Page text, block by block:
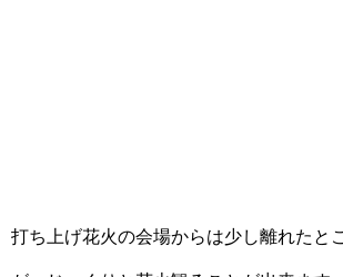
打ち上げ花火の会場からは少し離れたと